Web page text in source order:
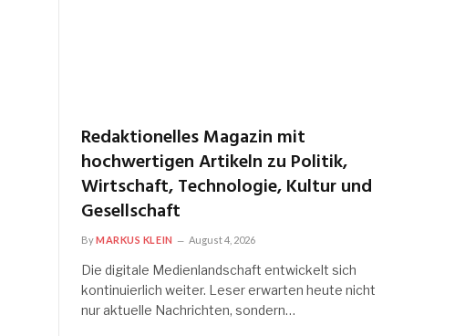
Redaktionelles Magazin mit
hochwertigen Artikeln zu Politik,
Wirtschaft, Technologie, Kultur und
Gesellschaft
ByMARKUS KLEIN August 4, 2026
Die digitale Medienlandschaft entwickelt sich
kontinuierlich weiter. Leser erwarten heute nicht
nur aktuelle Nachrichten, sondern…